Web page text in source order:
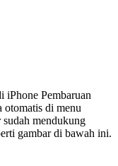
iPhone Pembaruan
otomatis di menu
mendukung
gambar di bawah ini.